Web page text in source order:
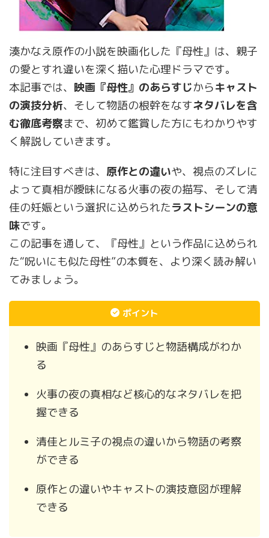
湊かなえ原作の小説を映画化した『母性』は、親子
の愛とすれ違いを深く描いた心理ドラマです。
本記事では、 映画『母性』のあらすじからキャスト
の演技分析、そして物語の根幹をなすネタバレを含
む徹底考察まで、初めて鑑賞した方にもわかりやす
く解説していきます。
特に注目すべきは、 原作との違いや、視点のズレに
よって真相が曖昧になる火事の夜の描写、そして清
佳の妊娠という選択に込められたラストシーンの意
味です。
この記事を通して、『母性』という作品に込められ
た“呪いにも似た母性”の本質を、より深く読み解い
てみましょう。
ポイント
映画『母性』のあらすじと物語構成がわか
る
火事の夜の真相など核心的なネタバレを把
握できる
清佳とルミ子の視点の違いから物語の考察
ができる
原作との違いやキャストの演技意図が理解
できる